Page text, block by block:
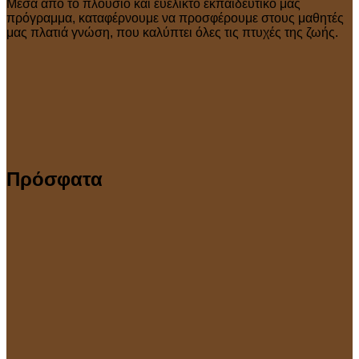
Μέσα από το πλούσιο και ευέλικτο εκπαιδευτικό μας
πρόγραμμα, καταφέρνουμε να προσφέρουμε στους μαθητές
μας πλατιά γνώση, που καλύπτει όλες τις πτυχές της ζωής.
Πρόσφατα